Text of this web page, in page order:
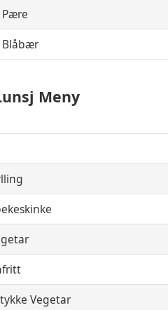
Pære
Blåbær
Meny
Vegetar